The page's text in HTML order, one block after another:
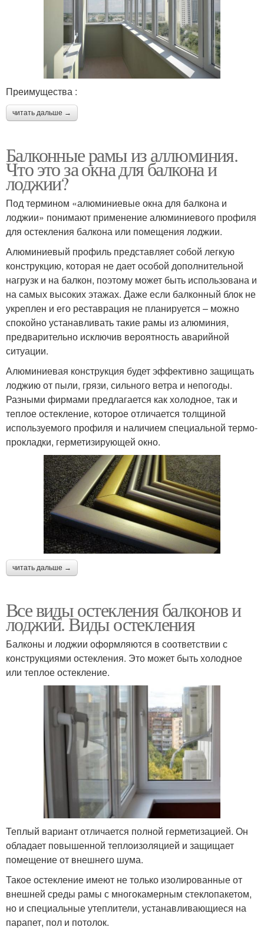
Преимущества :
читать дальше →
Балконные рамы из аллюминия.
Что это за окна для балкона и
лоджии?
Под термином «алюминиевые окна для балкона и
лоджии» понимают применение алюминиевого профиля
для остекления балкона или помещения лоджии.
Алюминиевый профиль представляет собой легкую
конструкцию, которая не дает особой дополнительной
нагрузк и на балкон, поэтому может быть использована и
на самых высоких этажах. Даже если балконный блок не
укреплен и его реставрация не планируется – можно
спокойно устанавливать такие рамы из алюминия,
предварительно исключив вероятность аварийной
ситуации.
Алюминиевая конструкция будет эффективно защищать
лоджию от пыли, грязи, сильного ветра и непогоды.
Разными фирмами предлагается как холодное, так и
теплое остекление, которое отличается толщиной
используемого профиля и наличием специальной термо-
прокладки, герметизирующей окно.
читать дальше →
Все виды остекления балконов и
лоджий. Виды остекления
Балконы и лоджии оформляются в соответствии с
конструкциями остекления. Это может быть холодное
или теплое остекление.
Теплый вариант отличается полной герметизацией. Он
обладает повышенной теплоизоляцией и защищает
помещение от внешнего шума.
Такое остекление имеют не только изолированные от
внешней среды рамы с многокамерным стеклопакетом,
но и специальные утеплители, устанавливающиеся на
парапет, пол и потолок.